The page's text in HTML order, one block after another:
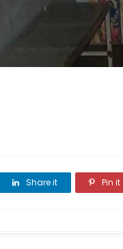
Share it Pin it